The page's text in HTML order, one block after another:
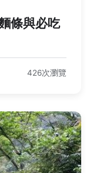
條與必吃
426次瀏覽